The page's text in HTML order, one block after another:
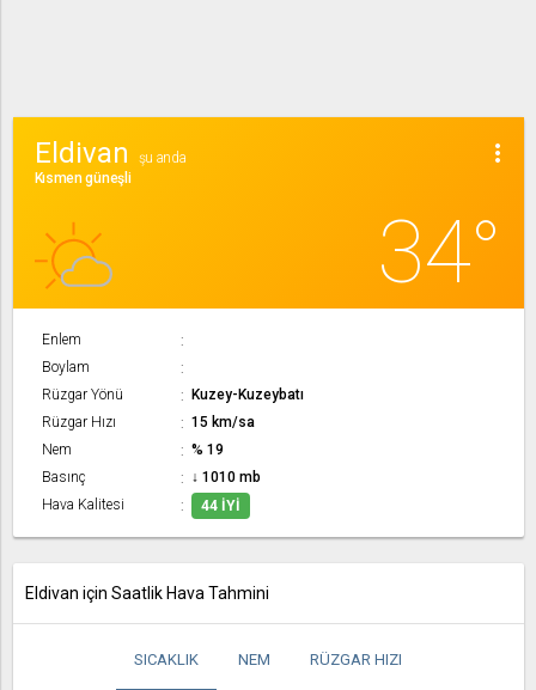
more_vert
Eldivan
şu anda
Kısmen güneşli
34°
Enlem
Boylam
Rüzgar Yönü
Kuzey-Kuzeybatı
Rüzgar Hızı
15 km/sa
Nem
% 19
Basınç
↓ 1010 mb
Hava Kalitesi
44 İYI
Eldivan için Saatlik Hava Tahmini
SICAKLIK NEM RÜZGAR HIZI